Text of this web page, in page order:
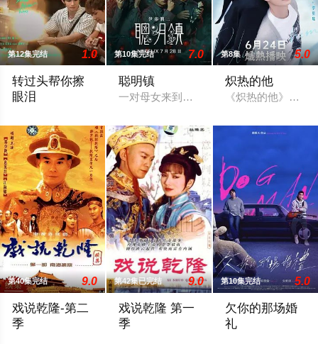
第12集完结 1.0
转过头帮你擦
眼泪
第10集完结 7.0
聪明镇
一对母女来到以高升学率闻名的偏远小镇
第8集 5.0
炽热的他
《炽热的他》讲
第40集完结 9.0
戏说乾隆-第二
季
第42集已完结 9.0
戏说乾隆 第一
季
第10集完结 5.0
欠你的那场婚
礼